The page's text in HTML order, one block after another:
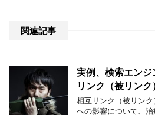
関連記事
実例、検索エン
リンク（被リンク
相互リンク（被リン
への影響について、